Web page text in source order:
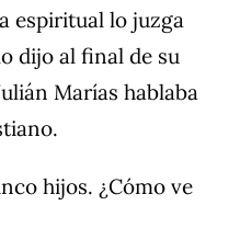
espiritual lo juzga
dijo al final de su
Marías hablaba
hijos. ¿Cómo ve